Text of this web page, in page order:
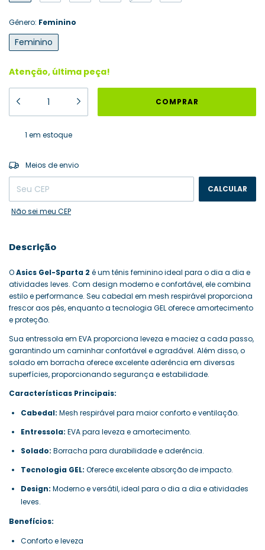
Gênero: Feminino
Feminino
Atenção, última peça!
1 em estoque
Entregas para o CEP:
Meios de envio
CALCULAR
Não sei meu CEP
Descrição
OAsics Gel-Sparta 2 é um tênis feminino ideal para o dia a dia e
atividades leves. Com design moderno e confortável, ele combina
estilo e performance. Seu cabedal em mesh respirável proporciona
frescor aos pés, enquanto a tecnologia GEL oferece amortecimento
e proteção.
Sua entressola em EVA proporciona leveza e maciez a cada passo,
garantindo um caminhar confortável e agradável. Além disso, o
solado em borracha oferece excelente aderência em diversas
superfícies, proporcionando segurança e estabilidade.
Características Principais:
Cabedal: Mesh respirável para maior conforto e ventilação.
Entressola: EVA para leveza e amortecimento.
Solado: Borracha para durabilidade e aderência.
Tecnologia GEL: Oferece excelente absorção de impacto.
Design: Moderno e versátil, ideal para o dia a dia e atividades
leves.
Benefícios:
Conforto e leveza